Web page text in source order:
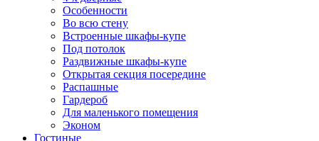
Особенности
Во всю стену
Встроенные шкафы-купе
Под потолок
Раздвижные шкафы-купе
Открытая секция посередине
Распашные
Гардероб
Для маленького помещения
Эконом
Гостиные